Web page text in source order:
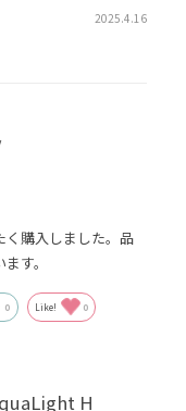
2025.4.16
く購入しました。品
す。
0 Like! 0
H